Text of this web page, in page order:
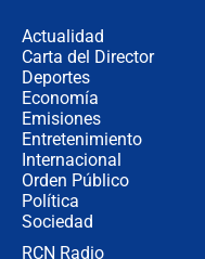
Actualidad
Carta del Director
Deportes
Economía
Emisiones
Entretenimiento
Internacional
Orden Público
Política
Sociedad
RCN Radio